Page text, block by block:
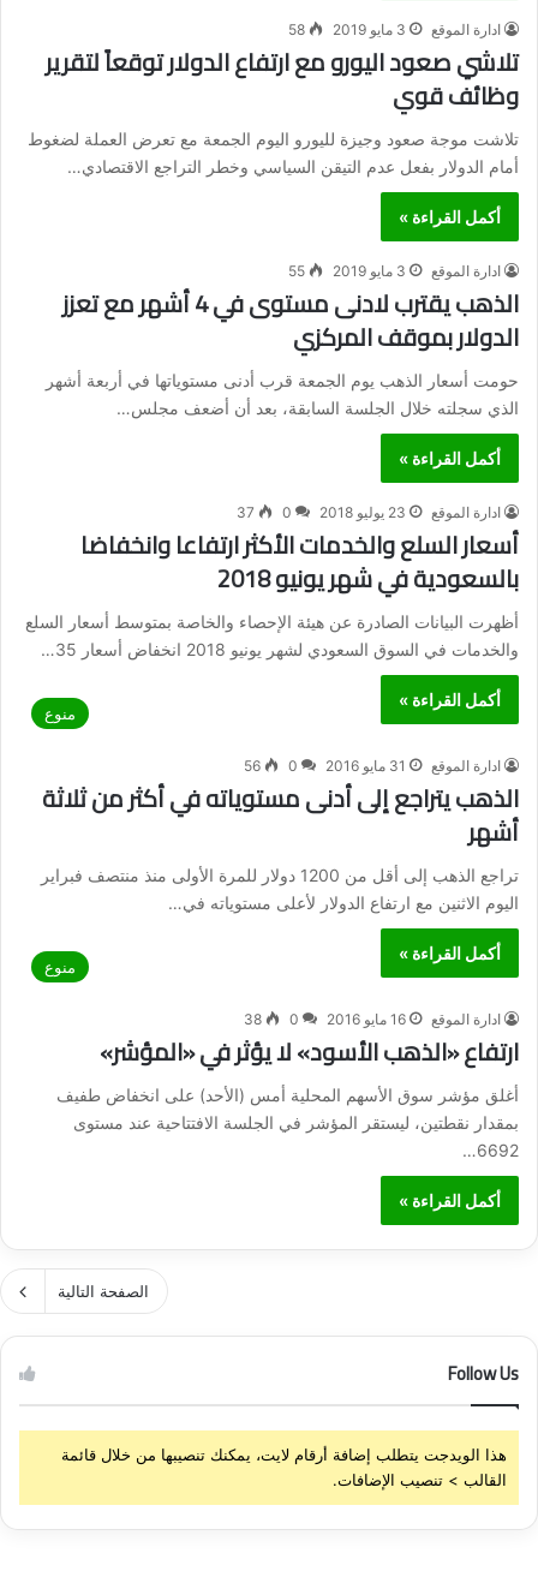
ادارة الموقع 3 مايو 2019 58
تلاشي صعود اليورو مع ارتفاع الدولار توقعاً لتقرير
وظائف قوي
تلاشت موجة صعود وجيزة لليورو اليوم الجمعة مع تعرض العملة لضغوط
أمام الدولار بفعل عدم التيقن السياسي وخطر التراجع الاقتصادي…
أكمل القراءة »
ادارة الموقع 3 مايو 2019 55
الذهب يقترب لادنى مستوى في 4 أشهر مع تعزز
الدولار بموقف المركزي
حومت أسعار الذهب يوم الجمعة قرب أدنى مستوياتها في أربعة أشهر
الذي سجلته خلال الجلسة السابقة، بعد أن أضعف مجلس…
أكمل القراءة »
ادارة الموقع 23 يوليو 2018 0
37
أسعار السلع والخدمات الأكثر ارتفاعا وانخفاضا
بالسعودية في شهر يونيو 2018
أظهرت البيانات الصادرة عن هيئة الإحصاء والخاصة بمتوسط أسعار السلع
والخدمات في السوق السعودي لشهر يونيو 2018 انخفاض أسعار 35…
أكمل القراءة »
منوع
ادارة الموقع 31 مايو 2016 0
56
الذهب يتراجع إلى أدنى مستوياته في أكثر من ثلاثة
أشهر
تراجع الذهب إلى أقل من 1200 دولار للمرة الأولى منذ منتصف فبراير
اليوم الاثنين مع ارتفاع الدولار لأعلى مستوياته في…
أكمل القراءة »
منوع
ادارة الموقع 16 مايو 2016 0
38
ارتفاع «الذهب الأسود» لا يؤثر في «المؤشر»
أغلق مؤشر سوق الأسهم المحلية أمس (الأحد) على انخفاض طفيف
بمقدار نقطتين، ليستقر المؤشر في الجلسة الافتتاحية عند مستوى
6692…
أكمل القراءة »
الصفحة التالية
Follow Us
هذا الويدجت يتطلب إضافة أرقام لايت، يمكنك تنصيبها من خلال قائمة
القالب > تنصيب الإضافات.